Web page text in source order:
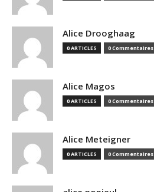
Alice Drooghaag
0 ARTICLES 0 Commentaires
Alice Magos
0 ARTICLES 0 Commentaires
Alice Meteigner
0 ARTICLES 0 Commentaires